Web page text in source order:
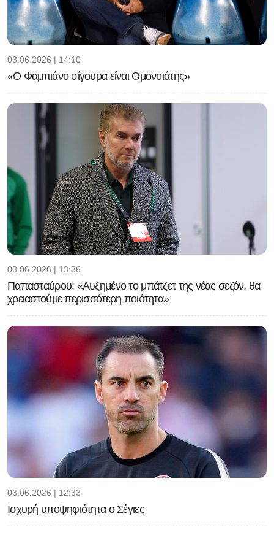
03.06.2026 | 14:10
«Ο Φαμπιάνο σίγουρα είναι Ομονοιάτης»
03.06.2026 | 13:36
Παπασταύρου: «Αυξημένο το μπάτζετ της νέας σεζόν, θα
χρειαστούμε περισσότερη ποιότητα»
03.06.2026 | 12:33
Ισχυρή υποψηφιότητα ο Σέγιες